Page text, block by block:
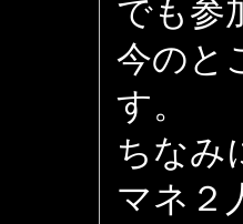
でも参
今のと
す。
ちなみ
マネ２